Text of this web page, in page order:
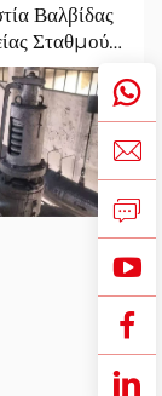
Βαλβίδας
Σταθμού
Ηλεκτρικής
Επιβεβαίωση
σε Υψηλής
Ατμού